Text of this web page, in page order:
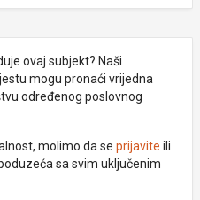
ovaj subjekt? Naši
mogu pronaći vrijedna
određenog poslovnog
molimo da se prijavite ili
sa svim uključenim